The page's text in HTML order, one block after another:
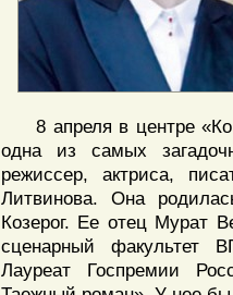
8 апреля в центре
одна из самых
режиссер, актриса,
Литвинова. Она
Козерог. Ее отец Мурат
сценарный факультет
Лауреат Госпремии